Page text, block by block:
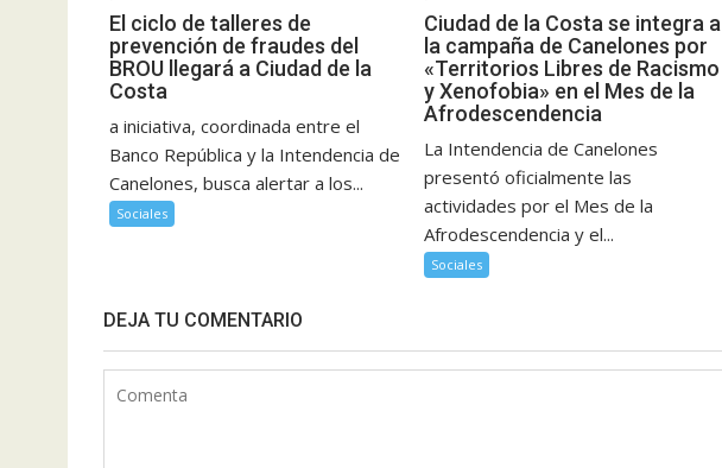
El ciclo de talleres de
prevención de fraudes del
BROU llegará a Ciudad de la
Costa
a iniciativa, coordinada entre el
Banco República y la Intendencia de
Canelones, busca alertar a los...
Sociales
Ciudad de la Costa se integra a
la campaña de Canelones por
«Territorios Libres de Racismo
y Xenofobia» en el Mes de la
Afrodescendencia
La Intendencia de Canelones
presentó oficialmente las
actividades por el Mes de la
Afrodescendencia y el...
Sociales
DEJA TU COMENTARIO